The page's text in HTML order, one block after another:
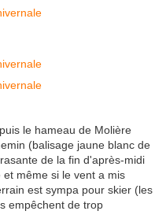
le hameau de Molière
(balisage jaune blanc de
de la fin d'après-midi
et même si le vent a mis
est sympa pour skier (les
empêchent de trop